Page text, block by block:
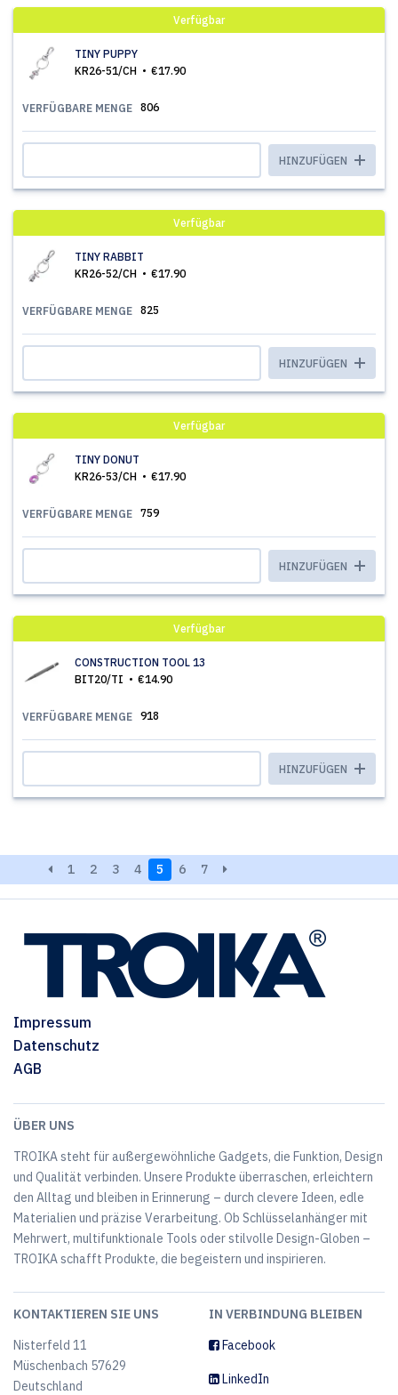
Verfügbar
TINY PUPPY
KR26-51/CH
€17.90
VERFÜGBARE MENGE 806
HINZUFÜGEN
Verfügbar
TINY RABBIT
KR26-52/CH
€17.90
VERFÜGBARE MENGE 825
HINZUFÜGEN
Verfügbar
TINY DONUT
KR26-53/CH
€17.90
VERFÜGBARE MENGE 759
HINZUFÜGEN
Verfügbar
CONSTRUCTION TOOL 13
BIT20/TI
€14.90
VERFÜGBARE MENGE 918
HINZUFÜGEN
1 2 3 4 5 6 7
Impressum
Datenschutz
AGB
ÜBER UNS
TROIKA steht für außergewöhnliche Gadgets, die Funktion, Design
und Qualität verbinden. Unsere Produkte überraschen, erleichtern
den Alltag und bleiben in Erinnerung – durch clevere Ideen, edle
Materialien und präzise Verarbeitung. Ob Schlüsselanhänger mit
Mehrwert, multifunktionale Tools oder stilvolle Design-Globen –
TROIKA schafft Produkte, die begeistern und inspirieren.
KONTAKTIEREN SIE UNS
Nisterfeld 11
Müschenbach 57629
Deutschland
IN VERBINDUNG BLEIBEN
Facebook
LinkedIn